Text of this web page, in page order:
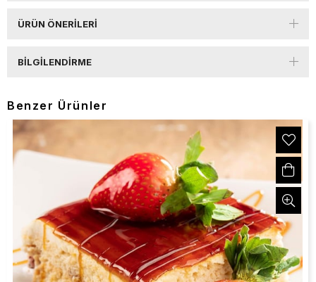
ÜRÜN ÖNERILERI
BILGILENDIRME
Benzer Ürünler